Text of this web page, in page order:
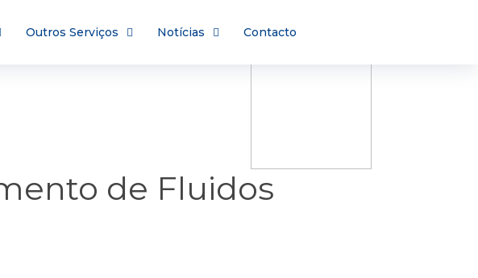
Outros Serviços Notícias Contacto
de Fluidos